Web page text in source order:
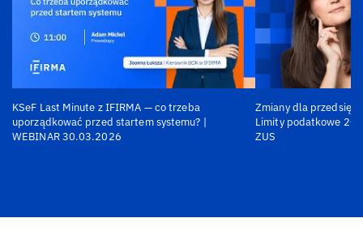
KSeF Last Minute z IFIRMA — co trzeba
uporządkować przed startem systemu? |
WEBINAR 30.03.2026
Zmiany dla
Limity podatkowe
ZUS